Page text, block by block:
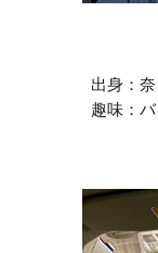
出身：
趣味：